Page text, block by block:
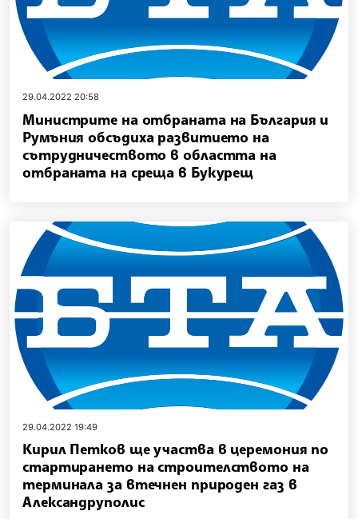
29.04.2022 20:58
Министрите на отбраната на България и
Румъния обсъдиха развитието на
сътрудничеството в областта на
отбраната на среща в Букурещ
29.04.2022 19:49
Кирил Петков ще участва в церемония по
стартирането на строителството на
терминала за втечнен природен газ в
Александруполис